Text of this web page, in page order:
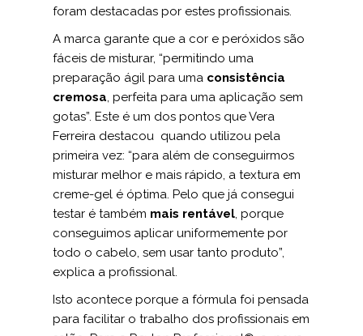
foram destacadas por estes profissionais.
A marca garante que a cor e peróxidos são
fáceis de misturar, “permitindo uma
preparação ágil para uma consistência
cremosa, perfeita para uma aplicação sem
gotas”. Este é um dos pontos que Vera
Ferreira destacou quando utilizou pela
primeira vez: “para além de conseguirmos
misturar melhor e mais rápido, a textura em
creme-gel é óptima. Pelo que já consegui
testar é também mais rentável, porque
conseguimos aplicar uniformemente por
todo o cabelo, sem usar tanto produto”,
explica a profissional.
Isto acontece porque a fórmula foi pensada
para facilitar o trabalho dos profissionais em